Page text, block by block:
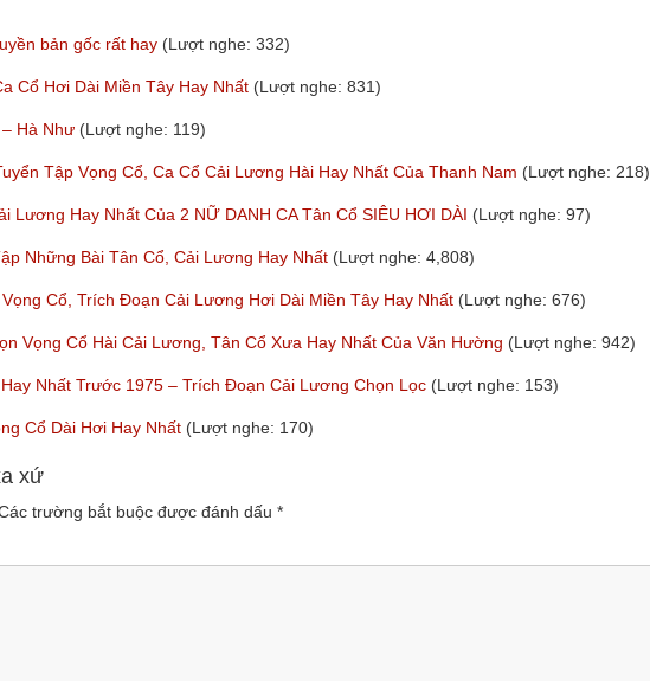
bản gốc rất hay (Lượt nghe: 332)
Cổ Hơi Dài Miền Tây Hay Nhất (Lượt nghe: 831)
Hà Như (Lượt nghe: 119)
Tập Vọng Cổ, Ca Cổ Cải Lương Hài Hay Nhất Của Thanh Nam (Lượt nghe: 218)
Lương Hay Nhất Của 2 NỮ DANH CA Tân Cổ SIÊU HƠI DÀI (Lượt nghe: 97)
Những Bài Tân Cổ, Cải Lương Hay Nhất (Lượt nghe: 4,808)
Cổ, Trích Đoạn Cải Lương Hơi Dài Miền Tây Hay Nhất (Lượt nghe: 676)
Vọng Cổ Hài Cải Lương, Tân Cổ Xưa Hay Nhất Của Văn Hường (Lượt nghe: 942)
Nhất Trước 1975 – Trích Đoạn Cải Lương Chọn Lọc (Lượt nghe: 153)
Cổ Dài Hơi Hay Nhất (Lượt nghe: 170)
xứ
trường bắt buộc được đánh dấu *